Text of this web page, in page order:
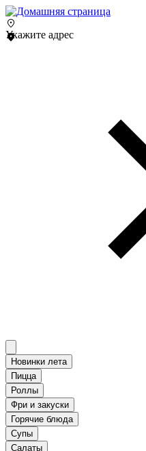
Укажите адрес
Новинки лета
Пицца
Роллы
Фри и закуски
Горячие блюда
Супы
Салаты